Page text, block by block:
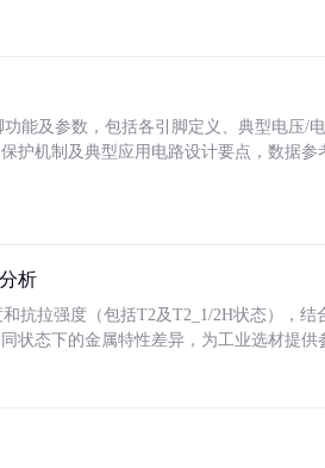
功能及参数，包括各引脚定义、典型电压/
护机制及典型应用电路设计要点，数据
析
抗拉强度（包括T2及T2_1/2H状态），结
状态下的金属特性差异，为工业选材提供